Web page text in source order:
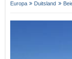
Europa Duitsland